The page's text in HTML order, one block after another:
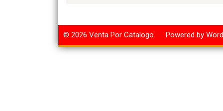
© 2026 Venta Por Catalogo Powered by